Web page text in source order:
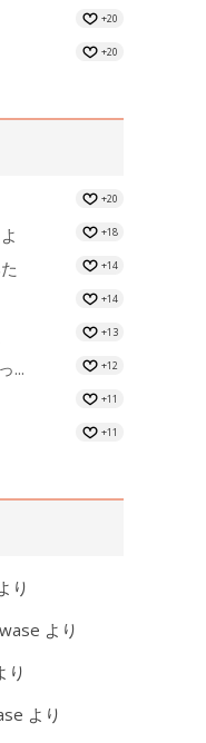
+20
+20
+20
+18
+14
+14
+13
... +12
+11
+11
り
より
り
より